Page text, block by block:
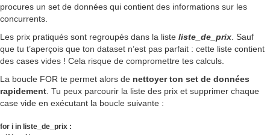
procures un set de données qui contient des informations sur les
concurrents.
Les prix pratiqués sont regroupés dans la liste liste_de_prix . Sauf
que tu t’aperçois que ton dataset n’est pas parfait : cette liste contient
des cases vides ! Cela risque de compromettre tes calculs.
La boucle FOR te permet alors de nettoyer ton set de données
rapidement . Tu peux parcourir la liste des prix et supprimer chaque
case vide en exécutant la boucle suivante :
for i in liste_de_prix :